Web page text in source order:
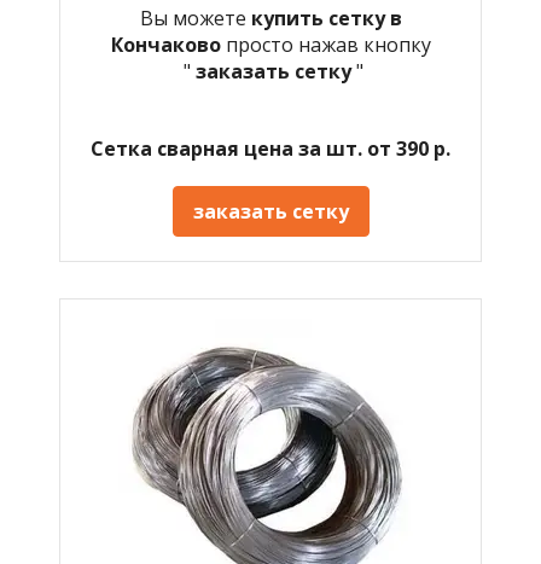
Вы можете купить сетку в
Кончаково просто нажав кнопку
" заказать сетку"
Сетка сварная цена за шт. от 390 р.
заказать сетку